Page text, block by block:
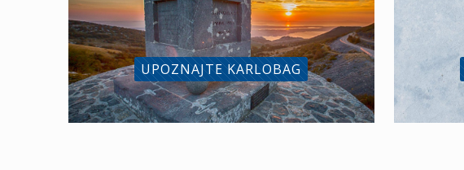
UPOZNAJTE KARLOBAG